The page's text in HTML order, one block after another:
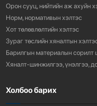
Орон сууц, нийтийн аж ахуйн
Норм, нормативын хэлтэс
Хот төлөвлөлтийн хэлтэс
Зураг төслийн хяналтын
Барилгын материалын сорилт
Хяналт-шинжилгээ, үнэлгээ,
Холбоо барих